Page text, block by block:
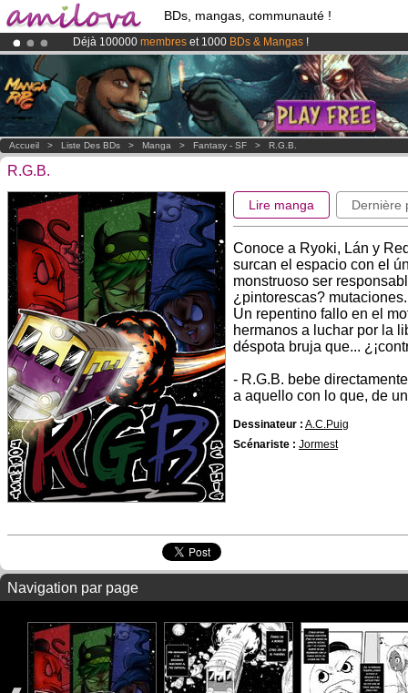
BDs, mangas, communauté !
Déjà 100000 membres et 1000 BDs & Mangas !
Abonnement premium: à partir de3.95 eurospar mois !Clique ici
LeKickstarter Amilova est désormais lancé
Accueil > Liste Des BDs > Manga > Fantasy - SF > R.G.B.
R.G.B.
Lire manga Dernière
Conoce a Ryoki, Lán y
surcan el espacio con el
monstruoso ser
¿pintorescas? mutaciones.
Un repentino fallo en el
hermanos a luchar por la
déspota bruja que...
- R.G.B. bebe
a aquello con lo que, de
Dessinateur : A.C.Puig
Scénariste : Jormest
Navigation par page